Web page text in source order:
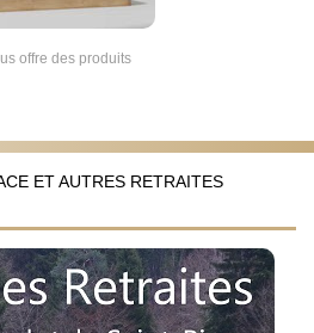
offre des produits
ET AUTRES RETRAITES